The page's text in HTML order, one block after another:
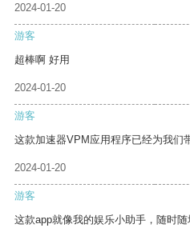
2024-01-20
游客
超棒啊 好用
2024-01-20
游客
这款加速器VPM应用程序已经为我们
2024-01-20
游客
这款app就像我的娱乐小助手，随时随